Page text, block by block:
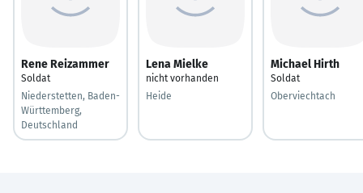
Rene Reizammer
Soldat
Niederstetten, Baden-
Württemberg,
Deutschland
Lena Mielke
nicht vorhanden
Heide
Michael Hirth
Soldat
Oberviechtach